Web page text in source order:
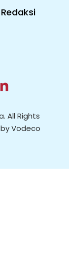
Redaksi
All Rights
Vodeco